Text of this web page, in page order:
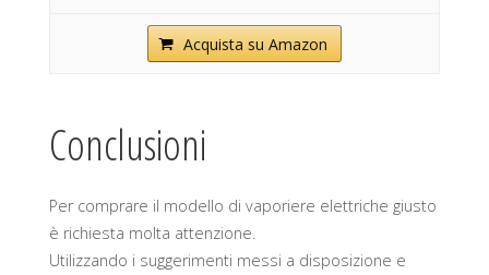
Acquista su Amazon
Conclusioni
Per comprare il modello di vaporiere elettriche giusto
è richiesta molta attenzione.
Utilizzando i suggerimenti messi a disposizione e